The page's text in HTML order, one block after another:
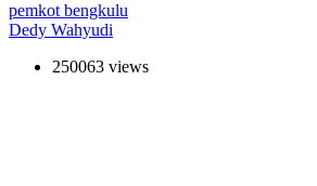
pemkot bengkulu
Dedy Wahyudi
250063 views